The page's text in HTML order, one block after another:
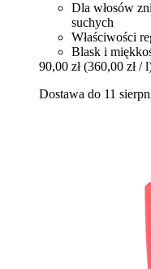
Dla włosów
suchych
Właściwości
Blask i
90,00 zł (360,00 zł /
Dostawa do 11